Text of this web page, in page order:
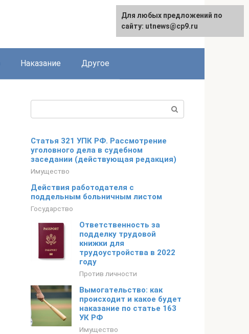
Наказание Другое
Статья 321 УПК РФ. Рассмотрение
уголовного дела в судебном
заседании (действующая редакция)
Имущество
Действия работодателя с
поддельным больничным листом
Государство
Ответственность за
подделку трудовой
книжки для
трудоустройства в 2022
году
Против личности
Вымогательство: как
происходит и какое будет
наказание по статье 163
УК РФ
Имущество
Для любых предложений по
сайту: utnews@cp9.ru